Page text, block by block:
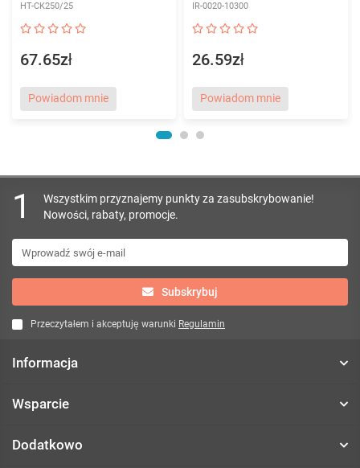
HT-CK250/25
67.65zł
Powiadom mnie
IR-0020-10300
26.59zł
Powiadom mnie
1
Wszystkim przyznajemy punkty za zasubskrybowanie!
Nowości, rabaty, promocje.
Subskrybuj
Przeczytałem i akceptuję warunki Regulamin
Informacja
Wsparcie
Dodatkowo